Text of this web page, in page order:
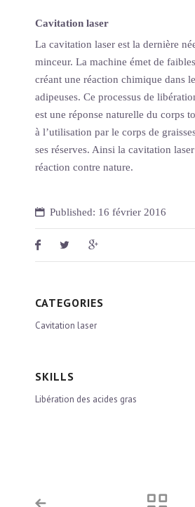
Cavitation laser
La cavitation laser est la dernière
minceur. La machine émet de
créant une réaction chimique dans
adipeuses. Ce processus de
est une réponse naturelle du corps
à l’utilisation par le corps de
ses réserves. Ainsi la cavitation
réaction contre nature.
Published: 16 février 2016
CATEGORIES
Cavitation laser
SKILLS
Libération des acides gras